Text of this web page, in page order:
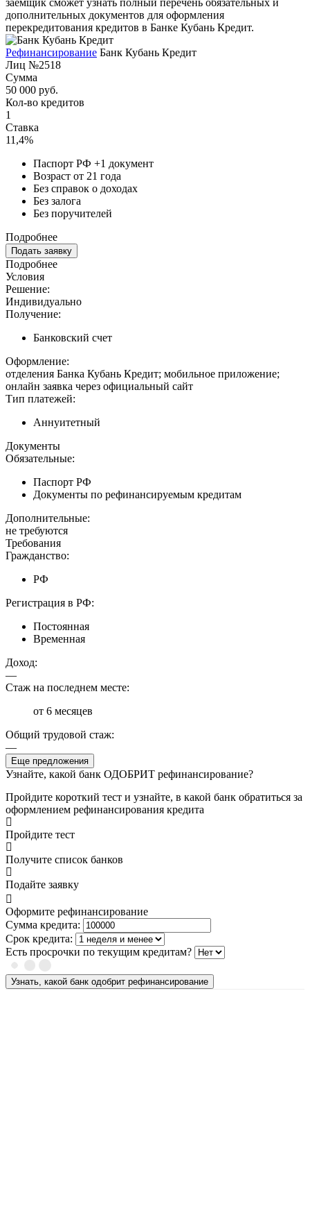
дополнительных документов для оформления
перекредитования кредитов в Банке Кубань Кредит.
Рефинансирование Банк Кубань Кредит
Лиц №2518
Сумма
50 000 руб.
Кол-во кредитов
1
Ставка
11,4%
Паспорт РФ +1 документ
Возраст от 21 года
Без справок о доходах
Без залога
Без поручителей
Подробнее
Подать заявку
Подробнее
Условия
Решение:
Индивидуально
Получение:
Банковский счет
Оформление:
отделения Банка Кубань Кредит; мобильное приложение;
онлайн заявка через официальный сайт
Тип платежей:
Аннуитетный
Документы
Обязательные:
Паспорт РФ
Документы по рефинансируемым кредитам
Дополнительные:
не требуются
Требования
Гражданство:
РФ
Регистрация в РФ:
Постоянная
Временная
Доход:
—
Стаж на последнем месте:
от 6 месяцев
Общий трудовой стаж:
—
Еще предложения
Узнайте, какой банк ОДОБРИТ рефинансирование?
Пройдите короткий тест и узнайте, в какой банк обратиться за
оформлением рефинансирования кредита
Пройдите тест
Получите список банков
Подайте заявку
Оформите рефинансирование
Сумма кредита:
Срок кредита:
Есть просрочки по текущим кредитам?
Узнать, какой банк одобрит рефинансирование